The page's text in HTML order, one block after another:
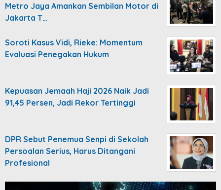
Metro Jaya Amankan Sembilan Motor di
Jakarta T…
Soroti Kasus Vidi, Rieke: Momentum
Evaluasi Penegakan Hukum
Kepuasan Jemaah Haji 2026 Naik Jadi
91,45 Persen, Jadi Rekor Tertinggi
DPR Sebut Penemua Senpi di Sekolah
Persoalan Serius, Harus Ditangani
Profesional